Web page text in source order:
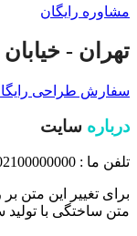
مشاوره رایگان
تهران - خیابان
سفارش طراحی
درباره سایت
تلفن ما : 02100000000
برای تغییر این متن
متن ساختگی با